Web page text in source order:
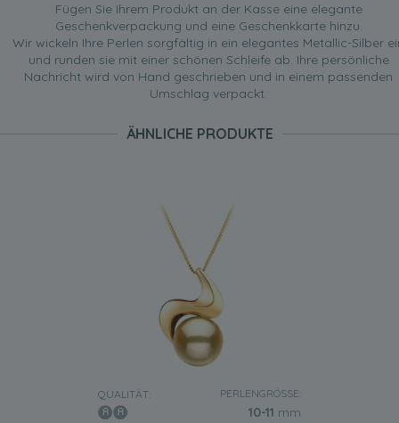
Fügen Sie Ihrem Produkt an der Kasse eine elegante
Geschenkverpackung und eine Geschenkkarte hinzu.
Wir wickeln Ihre Perlen sorgfältig in ein elegantes Metallic-Silber
und runden sie mit einer schönen Schleife ab. Ihre persönliche
Nachricht wird von Hand geschrieben und in einem passenden
Umschlag verpackt.
ÄHNLICHE PRODUKTE
QUALITÄT: PERLENGRÖSSE:
10-11 mm